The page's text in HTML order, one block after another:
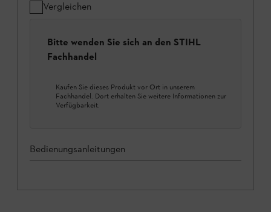
Vergleichen
Bitte wenden Sie sich an den STIHL
Fachhandel
Kaufen Sie dieses Produkt vor Ort in unserem
Fachhandel. Dort erhalten Sie weitere Informationen zur
Verfügbarkeit.
Bedienungsanleitungen